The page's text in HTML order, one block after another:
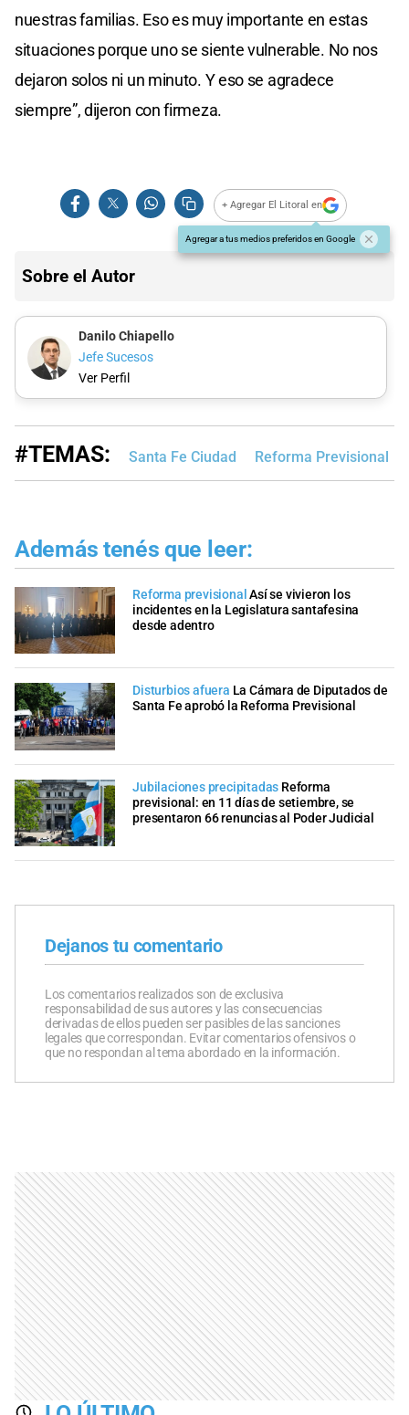
nuestras familias. Eso es muy importante en estas
situaciones porque uno se siente vulnerable. No nos
dejaron solos ni un minuto. Y eso se agradece
siempre”, dijeron con firmeza.
+ Agregar El Litoral en
Agregar a tus medios preferidos en Google
Sobre el Autor
Danilo Chiapello
Jefe Sucesos
Ver Perfil
#TEMAS: Santa Fe Ciudad Reforma Previsional
Además tenés que leer:
Reforma previsional Así se vivieron los
incidentes en la Legislatura santafesina
desde adentro
Disturbios afuera La Cámara de Diputados de
Santa Fe aprobó la Reforma Previsional
Jubilaciones precipitadas Reforma
previsional: en 11 días de setiembre, se
presentaron 66 renuncias al Poder Judicial
Dejanos tu comentario
Los comentarios realizados son de exclusiva
responsabilidad de sus autores y las consecuencias
derivadas de ellos pueden ser pasibles de las sanciones
legales que correspondan. Evitar comentarios ofensivos o
que no respondan al tema abordado en la información.